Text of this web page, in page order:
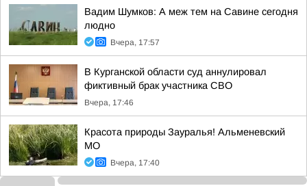
Вадим Шумков: А меж тем на Савине сегодня
людно
Вчера, 17:57
В Курганской области суд аннулировал
фиктивный брак участника СВО
Вчера, 17:46
Красота природы Зауралья! Альменевский
МО
Вчера, 17:40